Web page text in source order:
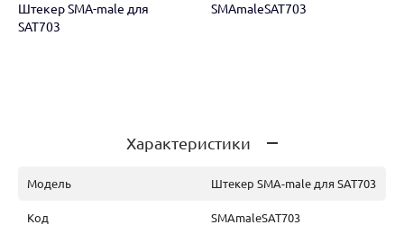
Штекер SMA-male для
SAT703
SMAmaleSAT703
Характеристики
Модель Штекер SMA-male для SAT703
Код SMAmaleSAT703